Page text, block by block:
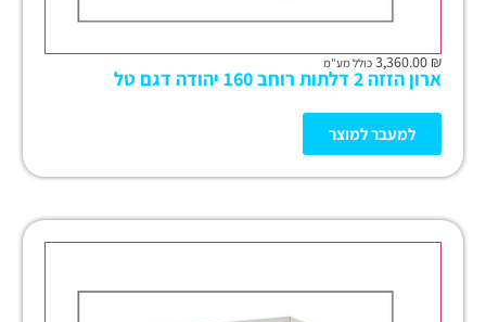
₪ כולל מע"מ
ארון הזזה 2 דלתות רוחב 160 יהודה דגם טל
למעבר למוצר